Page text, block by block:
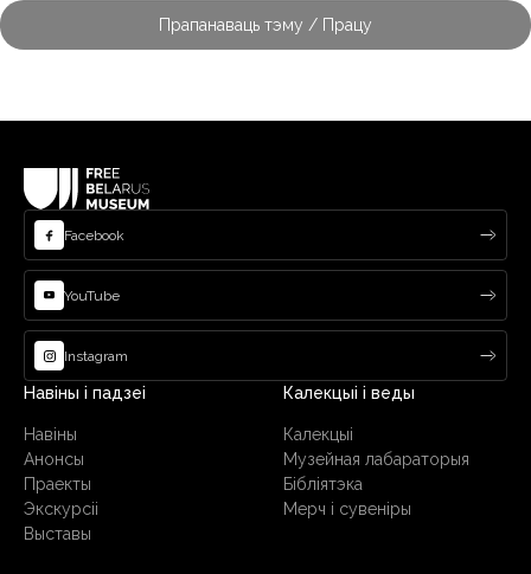
Facebook
YouTube
Instagram
Навіны і падзеі
Навіны
Анонсы
Праекты
Экскурсіі
Выставы
Калекцыі і веды
Калекцыі
Музейная лабараторыя
Бібліятэка
Мерч і сувеніры